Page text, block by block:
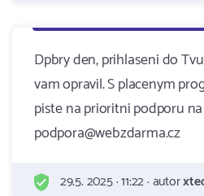
Dpbry den, prihlaseni do
vam opravil. S placenym
piste na prioritni podporu na
podpora@webzdarma.cz
29.5. 2025 · 11:22 · autor